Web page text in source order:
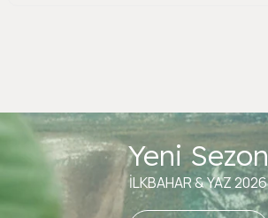
Yeni Sezon
İLKBAHAR & YAZ 2026